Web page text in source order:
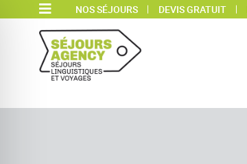
NOS SÉJOURS DEVIS GRATUIT